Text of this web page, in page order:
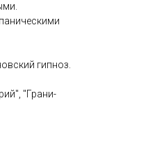
гипноз.
"Грани-